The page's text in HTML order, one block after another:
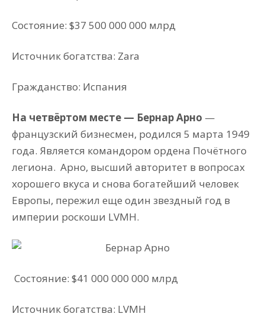
Состояние: $37 500 000 000 млрд
Источник богатства: Zara
Гражданство: Испания
На четвёртом месте — Бернар Арно —
французский бизнесмен, родился 5 марта 1949
года. Является командором ордена Почётного
легиона. Арно, высший авторитет в вопросах
хорошего вкуса и снова богатейший человек
Европы, пережил еще один звездный год в
империи роскоши LVMH.
Состояние: $41 000 000 000 млрд
Источник богатства: LVMH